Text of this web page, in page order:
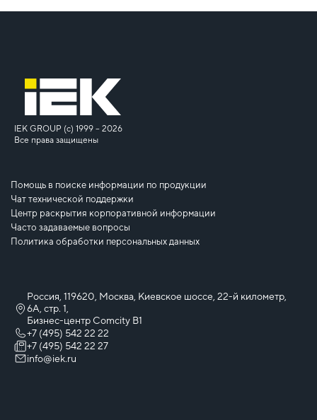
IEK GROUP (c) 1999 – 2026
Все права защищены
Помощь в поиске информации по продукции
Чат технической поддержки
Центр раскрытия корпоративной информации
Часто задаваемые вопросы
Политика обработки персональных данных
Россия, 119620, Москва, Киевское шоссе, 22-й километр,
6А, стр. 1,
Бизнес-центр Comcity B1
+7 (495) 542 22 22
+7 (495) 542 22 27
info@iek.ru